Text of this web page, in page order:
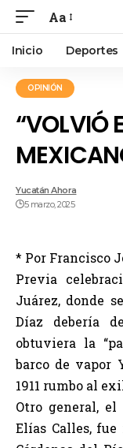
Aa
Inicio Deportes
OPINIÓN
“VOLVIÓ
Yucatán Ahora
5 marzo, 2025
* Por Francisco
Previa
Juárez, donde
Díaz debería
obtuviera la
barco de vapor
1911 rumbo al
Otro general,
Elías Calles, fue